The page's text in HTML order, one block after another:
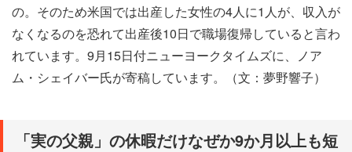
の。そのため米国では出産した女性の4人に1人が、収入が
なくなるのを恐れて出産後10日で職場復帰していると言わ
れています。9月15日付ニューヨークタイムズに、ノア
ム・シェイバー氏が寄稿しています。（文：夢野響子）
「実の父親」の休暇だけなぜか9か月以上も短